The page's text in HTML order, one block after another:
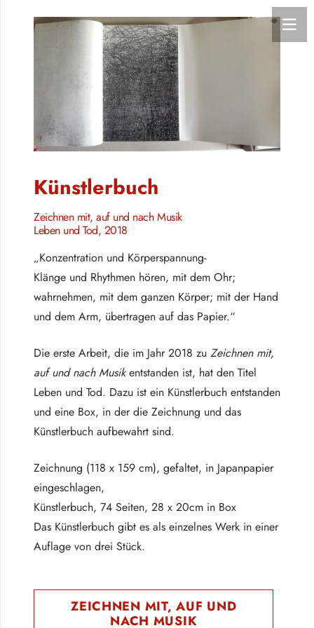
Künstlerbuch
Zeichnen mit, auf und nach Musik
Leben und Tod, 2018
„Konzentration und Körperspannung-
Klänge und Rhythmen hören, mit dem Ohr;
wahrnehmen, mit dem ganzen Körper; mit der Hand
und dem Arm, übertragen auf das Papier.“
Die erste Arbeit, die im Jahr 2018 zu Zeichnen mit,
auf und nach Musikentstanden ist, hat den Titel
Leben und Tod. Dazu ist ein Künstlerbuch entstanden
und eine Box, in der die Zeichnung und das
Künstlerbuch aufbewahrt sind.
Zeichnung (118 x 159 cm), gefaltet, in Japanpapier
eingeschlagen,
Künstlerbuch, 74 Seiten, 28 x 20cm in Box
Das Künstlerbuch gibt es als einzelnes Werk in einer
Auflage von drei Stück.
ZEICHNEN MIT, AUF UND
NACH MUSIK